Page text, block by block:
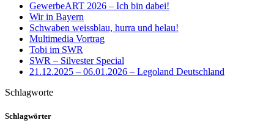
GewerbeART 2026 – Ich bin dabei!
Wir in Bayern
Schwaben weissblau, hurra und helau!
Multimedia Vortrag
Tobi im SWR
SWR – Silvester Special
21.12.2025 – 06.01.2026 – Legoland Deutschland
Schlagworte
Schlagwörter